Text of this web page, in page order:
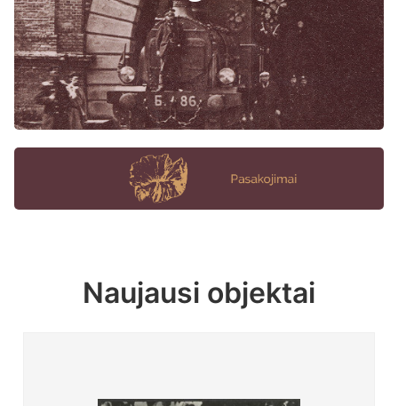
Naujausi objektai